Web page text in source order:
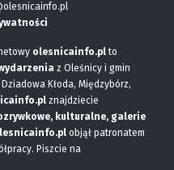
olesnicainfo.plto
z Oleśnicy i gmin
Kłoda, Międzybórz,
znajdziecie
kulturalne, galerie
objął patronatem
Piszcie na